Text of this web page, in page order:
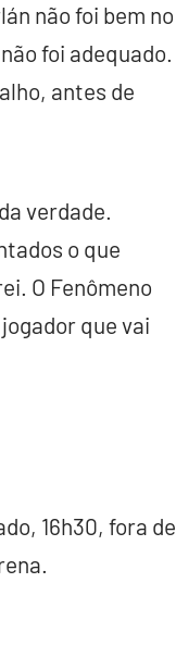
não foi bem no
foi adequado.
antes de
verdade.
o que
O Fenômeno
que vai
16h30, fora de